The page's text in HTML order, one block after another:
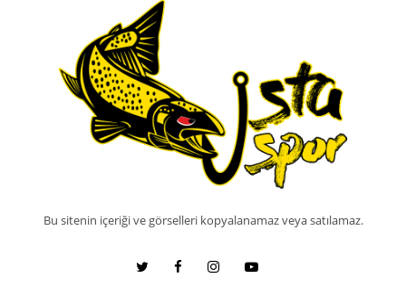
Bu sitenin içeriği ve görselleri kopyalanamaz veya satılamaz.